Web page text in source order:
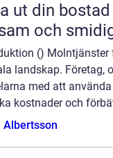
bostad så gör du uthyrningen trygg,
och
()
landskap. Företag,
med att
kostnader och
Albertsson